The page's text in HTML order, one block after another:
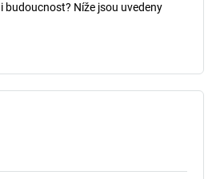
Níže jsou uvedeny